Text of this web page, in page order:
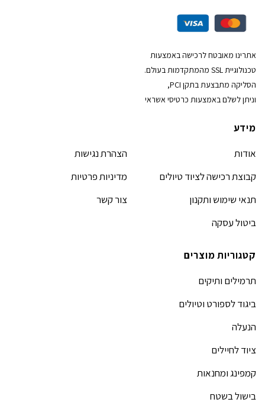
אתרינו מאובטח לרכישה באמצעות
טכנולוגיית SSL מהמתקדמות בעולם.
הסליקה מתבצעת בתקן PCI,
וניתן לשלם באמצעות כרטיסי אשראי
מידע
אודות
קבוצת רכישה לציוד טיולים
תנאי שימוש ותקנון
ביטול עסקה
הצהרת נגישות
מדיניות פרטיות
צור קשר
קטגוריות מוצרים
תרמילים ותיקים
ביגוד לספורט וטיולים
הנעלה
ציוד לחיילים
קמפינג ומחנאות
בישול בשטח